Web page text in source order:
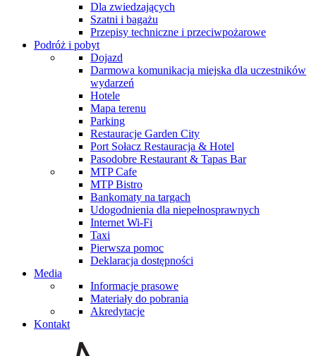
Dla zwiedzających
Szatni i bagażu
Przepisy techniczne i przeciwpożarowe
Podróż i pobyt
Dojazd
Darmowa komunikacja miejska dla uczestników
wydarzeń
Hotele
Mapa terenu
Parking
Restauracje Garden City
Port Sołacz Restauracja & Hotel
Pasodobre Restaurant & Tapas Bar
MTP Cafe
MTP Bistro
Bankomaty na targach
Udogodnienia dla niepełnosprawnych
Internet Wi-Fi
Taxi
Pierwsza pomoc
Deklaracja dostępności
Media
Informacje prasowe
Materiały do pobrania
Akredytacje
Kontakt